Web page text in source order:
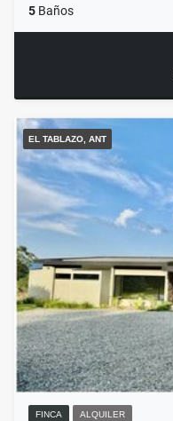
5 Baños
EL TABLAZO, ANT
FINCA ALQUILER